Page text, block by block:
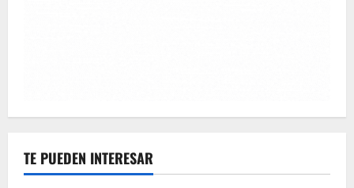
TE PUEDEN INTERESAR